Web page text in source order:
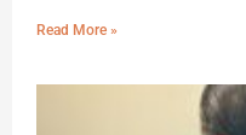
Read More »